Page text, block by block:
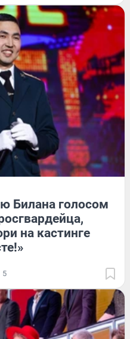
Билана голосом
на кастинге
5